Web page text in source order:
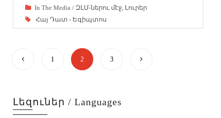
In The Media / ԶԼՄ-ներու մէջ Լուրեր
Հայ Դատ - Եգիպտոս
1 2 3
Լեզուներ / Languages